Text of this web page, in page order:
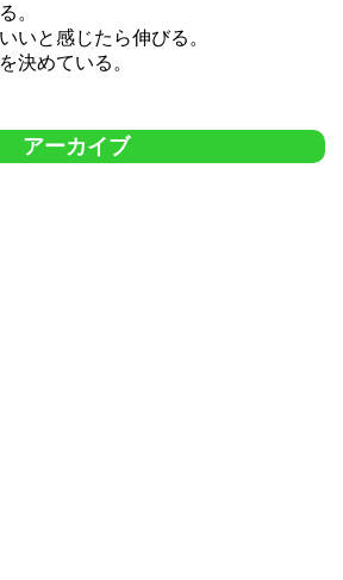
。
いと感じたら伸びる。
決めている。
アーカイブ